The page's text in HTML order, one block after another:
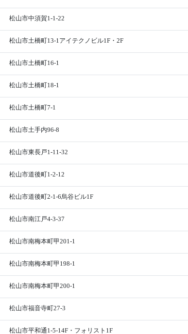
松山市中須賀1-1-22
松山市土橋町13-1アイテクノビル1F・2F
松山市土橋町16-1
松山市土橋町18-1
松山市土橋町7-1
松山市土手内96-8
松山市東長戸1-11-32
松山市道後町1-2-12
松山市道後町2-1-6烏谷ビル1F
松山市南江戸4-3-37
松山市南梅本町甲201-1
松山市南梅本町甲198-1
松山市南梅本町甲200-1
松山市福音寺町27-3
松山市平和通1-5-14F・フォリスト1F